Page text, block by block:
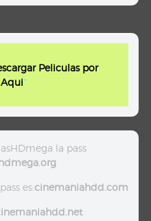
Peliculas por
"
la pass
es:cinemaniahdd.com